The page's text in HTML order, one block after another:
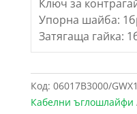
Ключ за
Упорна шайба:
Затягаща гайка:
Код: 06017B3000/
Кабелни ъглошлайфи